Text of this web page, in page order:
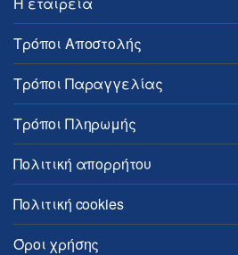
Τρόποι Αποστολής
Τρόποι Παραγγελίας
Τρόποι Πληρωμής
Πολιτική απορρήτου
Πολιτική cookies
Όροι χρήσης